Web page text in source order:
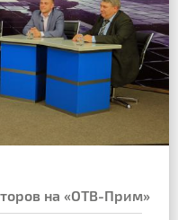
на «ОТВ-Прим»